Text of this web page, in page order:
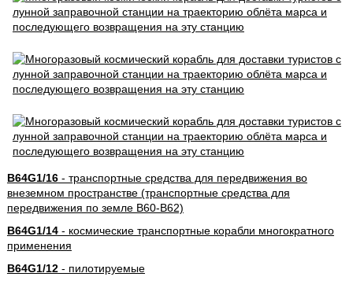
B64G1/16- транспортные средства для передвижения во
внеземном пространстве (транспортные средства для
передвижения по земле B60-B62)
B64G1/14- космические транспортные корабли многократного
применения
B64G1/12- пилотируемые